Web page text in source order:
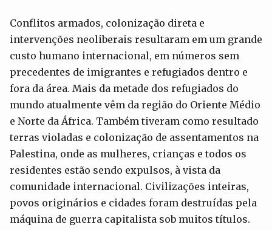
Conflitos armados, colonização direta e
intervenções neoliberais resultaram em um grande
custo humano internacional, em números sem
precedentes de imigrantes e refugiados dentro e
fora da área. Mais da metade dos refugiados do
mundo atualmente vêm da região do Oriente Médio
e Norte da África. Também tiveram como resultado
terras violadas e colonização de assentamentos na
Palestina, onde as mulheres, crianças e todos os
residentes estão sendo expulsos, à vista da
comunidade internacional. Civilizações inteiras,
povos originários e cidades foram destruídas pela
máquina de guerra capitalista sob muitos títulos.